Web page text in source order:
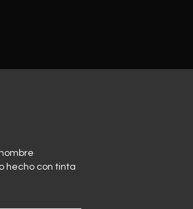
hecho con tinta